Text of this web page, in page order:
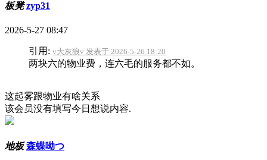
板凳 zyp31
2026-5-27 08:47
引用: v大灰狼v 发表于 2026-5-26 18:20
两块六的物业费，连六毛的服务都不如。
这起雾跟物业有啥关系
该会员没有填写今日想说内容.
地板 森蝶呦つ